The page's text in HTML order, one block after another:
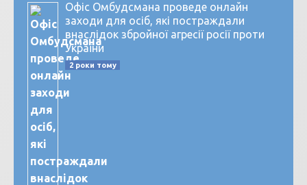
Офіс Омбудсмана проведе онлайн
заходи для осіб, які постраждали
внаслідок збройної агресії росії проти
України
2 роки тому